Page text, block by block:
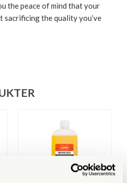
the peace of mind that your
the quality you’ve